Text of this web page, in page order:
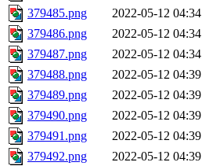
379485.png
2022-05-12 04:34
379486.png
2022-05-12 04:34
379487.png
2022-05-12 04:34
379488.png
2022-05-12 04:39
379489.png
2022-05-12 04:39
379490.png
2022-05-12 04:39
379491.png
2022-05-12 04:39
379492.png
2022-05-12 04:39